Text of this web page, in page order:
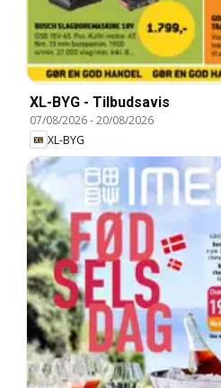
XL-BYG - Tilbudsavis
07/08/2026-20/08/2026
XL-BYG